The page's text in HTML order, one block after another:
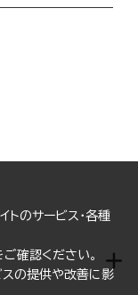
トのサービス・各種
ご確認ください。
の提供や改善に影